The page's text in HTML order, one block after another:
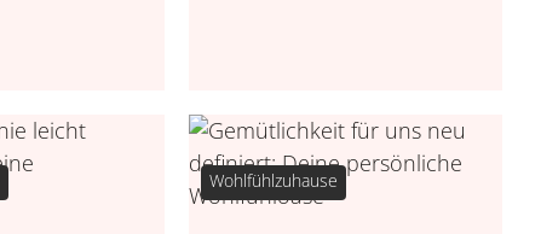
Wohlfühlzuhause